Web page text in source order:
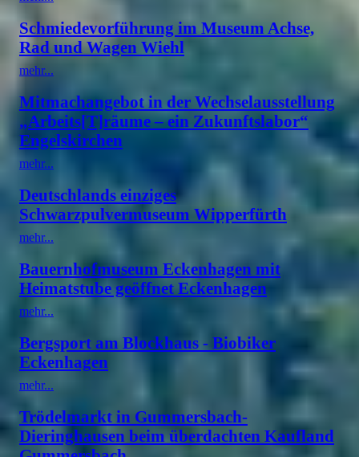
Schmiedevorführung im Museum Achse,
Rad und Wagen Wiehl
mehr...
Mitmachangebot in der Wechselausstellung
„Arbeits[T]räume – ein Zukunftslabor“
Engelskirchen
mehr...
Deutschlands einziges
Schwarzpulvermuseum Wipperfürth
mehr...
Bauernhofmuseum Eckenhagen mit
Heimatstube geöffnet Eckenhagen
mehr...
Bergsport am Blockhaus - Biobiker
Eckenhagen
mehr...
Trödelmarkt in Gummersbach-
Dieringhausen beim überdachten Kaufland